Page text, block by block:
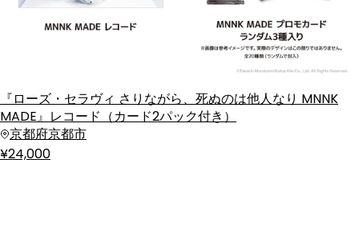
『ローズ・セラヴィ さりながら、死ぬのは他人なり MNNK
MADE』レコード（カード2パック付き）
京都府京都市
¥24,000